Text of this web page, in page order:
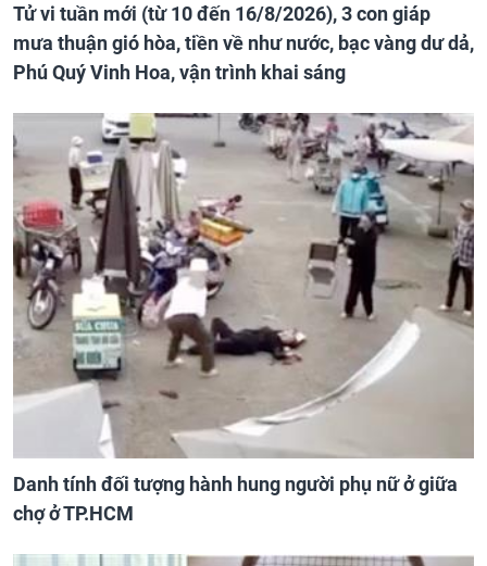
Tử vi tuần mới (từ 10 đến 16/8/2026), 3 con giáp
mưa thuận gió hòa, tiền về như nước, bạc vàng dư dả,
Phú Quý Vinh Hoa, vận trình khai sáng
Danh tính đối tượng hành hung người phụ nữ ở giữa
chợ ở TP.HCM